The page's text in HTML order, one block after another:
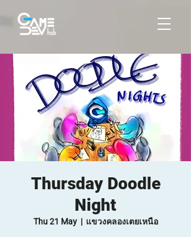
Thursday Doodle
Night
Thu 21 May
  |
แขวงคลองเตยเหนือ